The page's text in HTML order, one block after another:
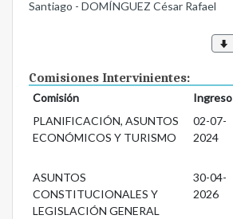
Santiago - DOMÍNGUEZ César Rafael
Comisiones Intervinientes:
Comisión Ingreso
PLANIFICACIÓN, ASUNTOS
ECONÓMICOS Y TURISMO
02-07-
2024
ASUNTOS
CONSTITUCIONALES Y
LEGISLACIÓN GENERAL
30-04-
2026